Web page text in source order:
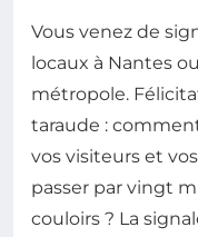
Vous venez de
locaux à Nantes
métropole.
taraude :
vos visiteurs et
passer par vingt
couloirs ? La